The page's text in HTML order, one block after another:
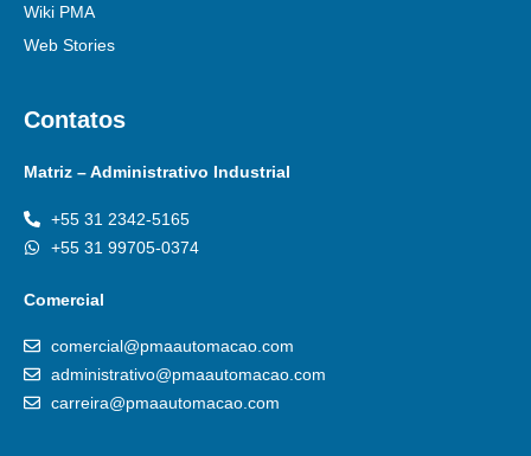
Wiki PMA
Web Stories
Contatos
Matriz – Administrativo Industrial
+55 31 2342-5165
+55 31 99705-0374
Comercial
comercial@pmaautomacao.com
administrativo@pmaautomacao.com
carreira@pmaautomacao.com